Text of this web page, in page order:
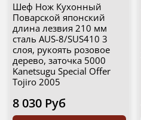
Шеф Нож Кухонный
Поварской японский
длина лезвия 210 мм
сталь AUS-8/SUS410 3
слоя, рукоять розовое
дерево, заточка 5000
Kanetsugu Special Offer
Tojiro 2005
8 030 Руб